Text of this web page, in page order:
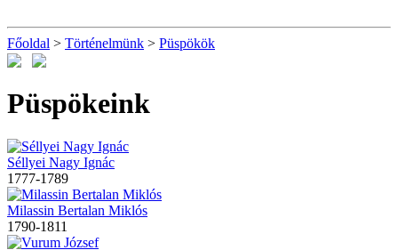
Főoldal > Történelmünk > Püspökök
Püspökeink
Séllyei Nagy Ignác
1777-1789
Milassin Bertalan Miklós
1790-1811